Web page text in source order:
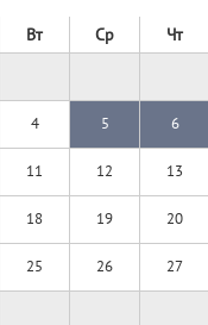
Вт Ср Чт
4 5 6
11 12 13
18 19 20
25 26 27